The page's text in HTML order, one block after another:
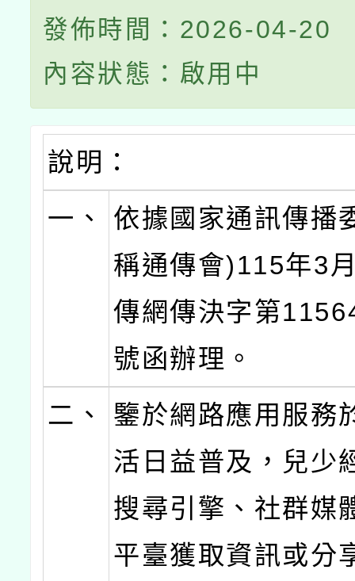
發佈時間：2026-04-20
內容狀態：啟用中
說明：
一、
依據國家通訊傳播
稱通傳會)115年3
傳網傳決字第
號函辦理。
二、
鑒於網路應用服務
活日益普及，兒少
搜尋引擎、社群媒
平臺獲取資訊或分